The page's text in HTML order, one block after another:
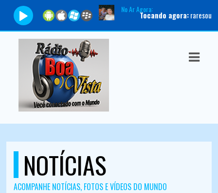
No Ar Agora:
Tocando agora:raresoundtechnician659
NOTÍCIAS
ACOMPANHE NOTÍCIAS, FOTOS E VÍDEOS DO MUNDO